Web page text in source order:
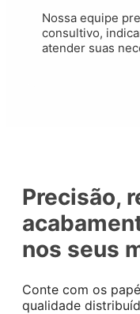
Nossa equipe
consultivo,
atender suas
Precisão,
nos seus
Conte com os
qualidade